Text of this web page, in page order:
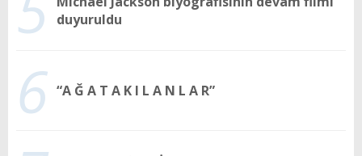
duyuruldu
6 “A Ğ A T A K I L A N L A R”